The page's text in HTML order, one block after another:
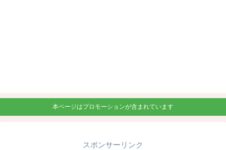
本ページはプロモーションが含まれています
スポンサーリンク